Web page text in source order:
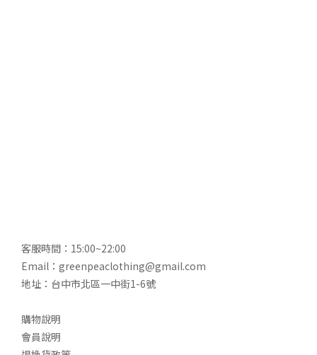
客服時間：15:00~22:00
Email：greenpeaclothing@gmail.com
地址：台中市北區一中街1-6號
購物說明
會員說明